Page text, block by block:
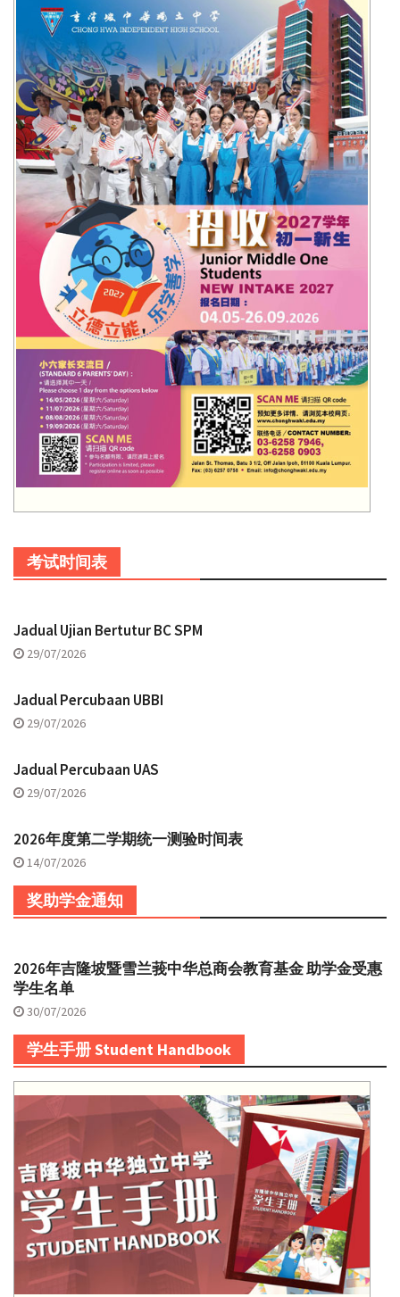
考试时间表
Jadual Ujian Bertutur BC SPM
29/07/2026
Jadual Percubaan UBBI
29/07/2026
Jadual Percubaan UAS
29/07/2026
2026年度第二学期统一测验时间表
14/07/2026
奖助学金通知
2026年吉隆坡暨雪兰莪中华总商会教育基金 助学金受惠
学生名单
30/07/2026
学生手册 Student Handbook